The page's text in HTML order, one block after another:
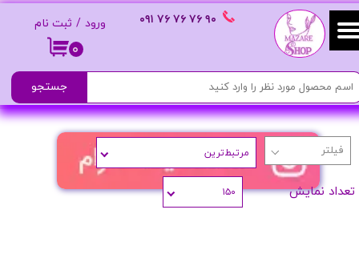
۰
ورود / ثبت نام
حساب کاربری من
تغییر گذر واژه
سفارشات
خروج از حساب کاربری
٩٠ ٧۶ ٧۶ ٧۶ ٠٩١
جستجو
مرتبط‌ترین
تعداد نمایش ۱۵۰